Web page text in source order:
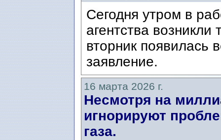
Сегодня утром в
агентства
вторник появилась
заявление.
16 марта 2026 г.
Несмотря на
игнорируют
газа.